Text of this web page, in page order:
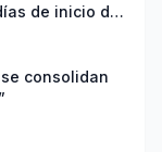
de inicio del
consolidan